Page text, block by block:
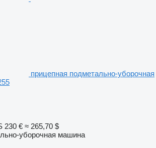
прицепная подметально-уборочная
230 € ≈ 265,70 $
уборочная машина